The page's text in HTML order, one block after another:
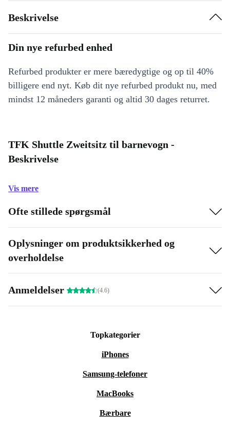
Beskrivelse
Din nye refurbed enhed
Refurbed produkter er mere bæredygtige og op til 40%
billigere end nyt. Køb dit nye refurbed produkt nu, med
mindst 12 måneders garanti og altid 30 dages returret.
TFK Shuttle Zweitsitz til barnevogn -
Beskrivelse
Vis mere
Ofte stillede spørgsmål
Oplysninger om produktsikkerhed og
overholdelse
Anmeldelser (4.6)
Topkategorier
iPhones
Samsung-telefoner
MacBooks
Bærbare